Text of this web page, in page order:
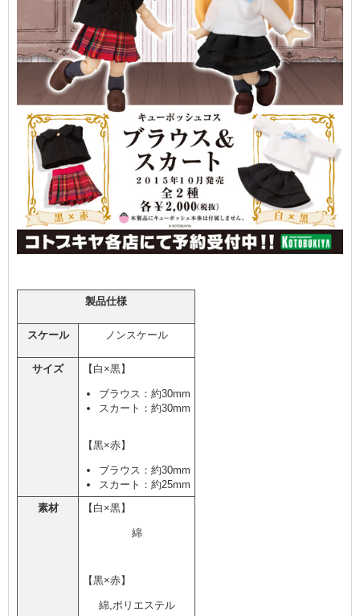
製品仕様
スケール ノンスケール
サイズ 【白×黒】
ブラウス：約30mm
スカート：約30mm
【黒×赤】
ブラウス：約30mm
スカート：約25mm
素材
【白×黒】
綿
【黒×赤】
綿,ポリエステル